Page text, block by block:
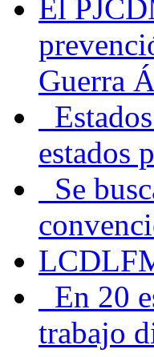
El
Guerra
estados
Se
En 20
trabajo